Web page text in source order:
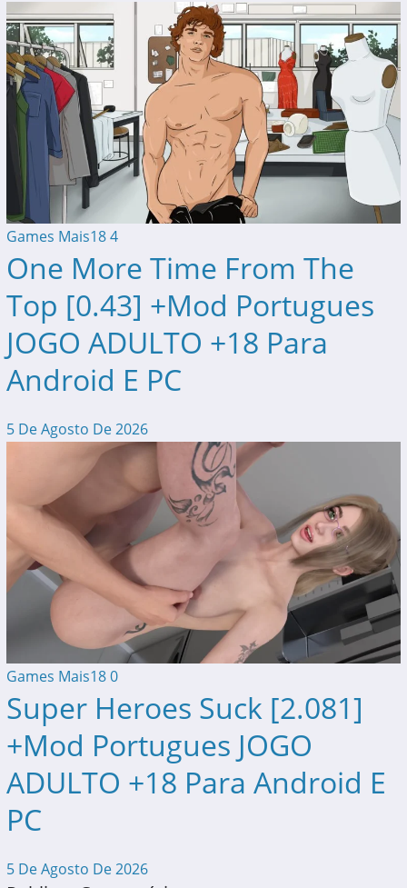
Games Mais184
One More Time From The
Top [0.43] +Mod Portugues
JOGO ADULTO +18 Para
Android E PC
5 De Agosto De 2026
Games Mais180
Super Heroes Suck [2.081]
+Mod Portugues JOGO
ADULTO +18 Para Android E
PC
5 De Agosto De 2026